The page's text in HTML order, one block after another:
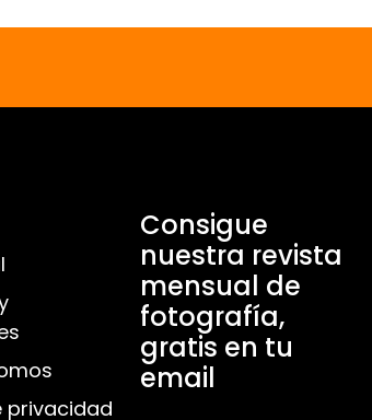
privacidad
Consigue
nuestra revista
mensual de
fotografía,
gratis en tu
email